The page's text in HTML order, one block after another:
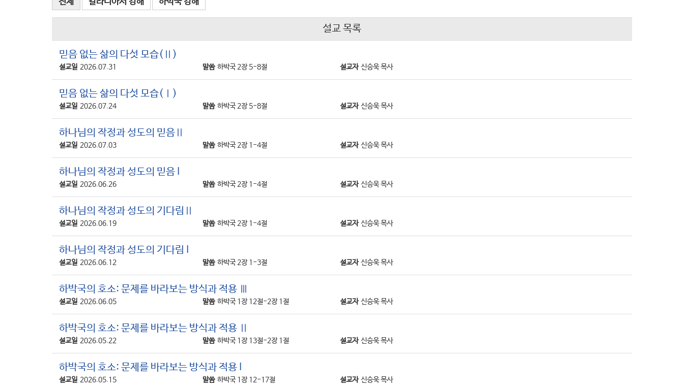
설교 목록
믿음 없는 삶의 다섯 모습(Ⅱ)
설교일 2026.07.31 말씀 하박국 2장 5-8절 설교자 신승욱 목사
믿음 없는 삶의 다섯 모습(Ⅰ)
설교일 2026.07.24 말씀 하박국 2장 5-8절 설교자 신승욱 목사
하나님의 작정과 성도의 믿음Ⅱ
설교일 2026.07.03 말씀 하박국 2장 1-4절 설교자 신승욱 목사
하나님의 작정과 성도의 믿음 I
설교일 2026.06.26 말씀 하박국 2장 1-4절 설교자 신승욱 목사
하나님의 작정과 성도의 기다림Ⅱ
설교일 2026.06.19 말씀 하박국 2장 1-4절 설교자 신승욱 목사
하나님의 작정과 성도의 기다림 I
설교일 2026.06.12 말씀 하박국 2장 1-3절 설교자 신승욱 목사
하박국의 호소: 문제를 바라보는 방식과 적용 Ⅲ
설교일 2026.06.05 말씀 하박국 1장 12절-2장 1절 설교자 신승욱 목사
하박국의 호소: 문제를 바라보는 방식과 적용 Ⅱ
설교일 2026.05.22 말씀 하박국 1장 13절-2장 1절 설교자 신승욱 목사
하박국의 호소: 문제를 바라보는 방식과 적용 I
설교일 2026.05.15 말씀 하박국 1장 12-17절 설교자 신승욱 목사